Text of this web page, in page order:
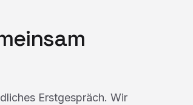
Erstgespräch. Wir